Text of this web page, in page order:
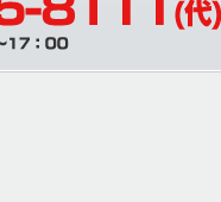
う出荷停止